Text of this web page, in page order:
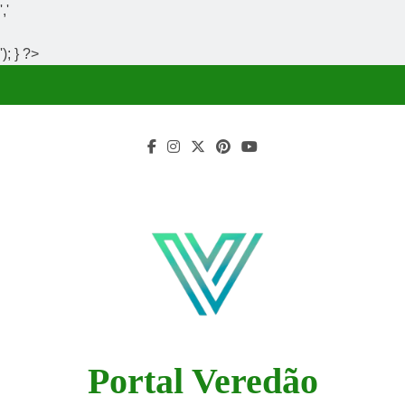
','
'); } ?>
Portal Veredão